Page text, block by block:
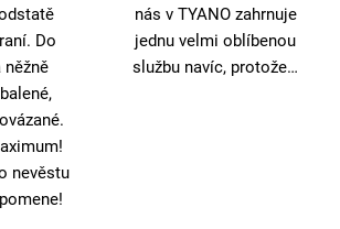
Do
něžně
nevěstu
nás v TYANO zahrnuje
jednu velmi oblíbenou
službu navíc, protože…